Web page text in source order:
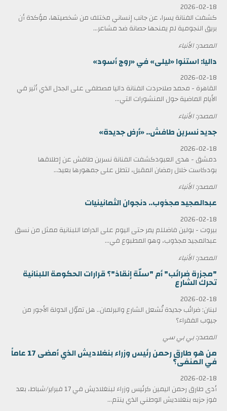
2026-02-18
كشفت الفنانة يسرا، عن جانب إنساني مختلف من شخصيتها، مؤكدة أن
بريق النجومية لم يمنحها حصانة ضد مشاعر...
المصدر: الأنباء
داليا: استنوا «ليلى» في «روج أسود»
2026-02-18
القاهرة - محمد صلاحردت الفنانة داليا مصطفى على الجدل الذي أثير في
الأيام الماضية حول المنشورات التي...
المصدر: الأنباء
جديد نسرين طافش.. «أرض جديدة»
2026-02-18
دمشق - هدى العبودكشفت الفنانة نسرين طافش عن إطلاقها
بودكاست خلال رمضان المقبل، لتطل على جمهورها بعيد...
المصدر: الأنباء
عبدالمجيد مجذوب.. دنجوان الثمانينيات
2026-02-18
بيروت - بولين فاضللم يمر حتى اليوم على الدراما اللبنانية ممثل من نسق
عبدالمجيد مجذوب، وهو المطبوع في...
المصدر: الأنباء
"مجزرة ضرائب" أم "سلّة إنقاذ"؟ قرارات الحكومة اللبنانية
تحرك الشارع
2026-02-18
لبنان: ضرائب جديدة تُشعل الشارع والبرلمان.. هل تموّل الدولة الأجور من
جيوب الفقراء؟
المصدر: بي بي سي
من هو طارق رحمن رئيس وزراء بنغلاديش الذي أمضى 17 عاماً
في المنفى؟
2026-02-18
أدى طارق رحمن اليمين كرئيس وزراء لبنغلاديش في 17 فبراير/شباط، بعد
فوز حزبه بنغلاديش الوطني الذي ينتم...